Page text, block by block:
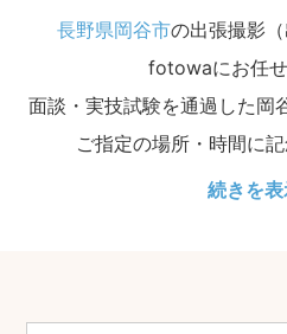
長野県岡谷市の出張撮影
fotowaにお任せ
面談・実技試験を通過した岡
ご指定の場所・時間に記
続きを